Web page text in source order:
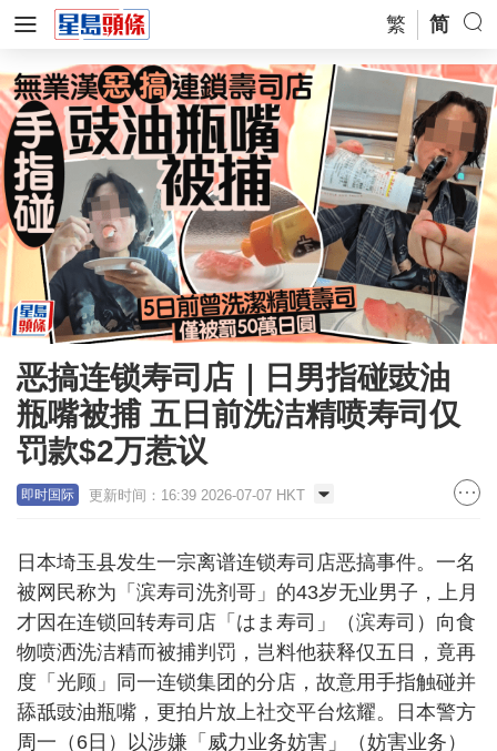
繁 简
恶搞连锁寿司店｜日男指碰豉油
瓶嘴被捕 五日前洗洁精喷寿司仅
罚款$2万惹议
即时国际 更新时间：16:39 2026-07-07 HKT
日本埼玉县发生一宗离谱连锁寿司店恶搞事件。一名
被网民称为「滨寿司洗剂哥」的43岁无业男子，上月
才因在连锁回转寿司店「はま寿司」（滨寿司）向食
物喷洒洗洁精而被捕判罚，岂料他获释仅五日，竟再
度「光顾」同一连锁集团的分店，故意用手指触碰并
舔舐豉油瓶嘴，更拍片放上社交平台炫耀。日本警方
周一（6日）以涉嫌「威力业务妨害」（妨害业务）